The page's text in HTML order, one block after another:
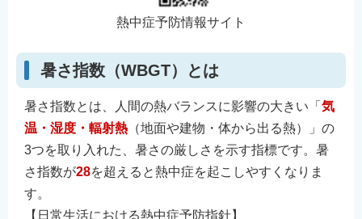
熱中症予防情報サイト
暑さ指数（WBGT）とは
暑さ指数とは、人間の熱バランスに影響の大きい「 気
温・湿度・輻射熱 （地面や建物・体から出る熱）」の
3つを取り入れた、暑さの厳しさを示す指標です。暑
さ指数が28を超えると熱中症を起こしやすくなりま
す。
【日常生活における熱中症予防指針】